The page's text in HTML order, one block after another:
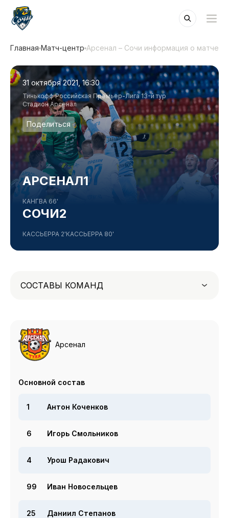
Главная Матч-центр Арсенал – Сочи информация о матче
31 октября 2021, 16:30
Тинькофф Российская Премьер-Лига 13-й тур
Стадион Арсенал
Поделиться
АРСЕНАЛ1
КАНГВА 66'
СОЧИ2
КАССЬЕРРА 2'КАССЬЕРРА 80'
СОСТАВЫ КОМАНД
Арсенал
Основной состав
1 Антон Коченков
6 Игорь Смольников
4 Урош Радакович
99 Иван Новосельцев
25 Даниил Степанов